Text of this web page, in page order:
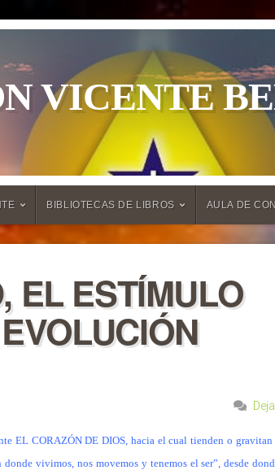
VICENTE
BIBLIOTECAS DE LIBROS AULA DE
EL ESTÍMULO
EL CORAZÓN DE DIOS, hacia el cual tienden o gravitan
vivimos, nos movemos y tenemos el ser”, desde